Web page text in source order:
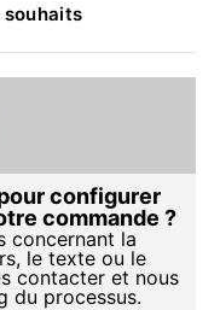
configurer
commande ?
concernant la
le texte ou le
contacter et nous
du processus.